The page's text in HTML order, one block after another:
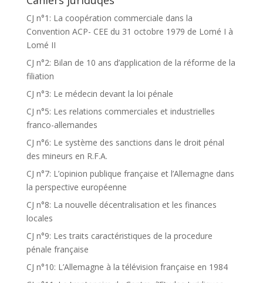
CJ n°1: La coopération commerciale dans la
Convention ACP- CEE du 31 octobre 1979 de Lomé I à
Lomé II
CJ n°2: Bilan de 10 ans d’application de la réforme de la
filiation
CJ n°3: Le médecin devant la loi pénale
CJ n°5: Les relations commerciales et industrielles
franco-allemandes
CJ n°6: Le système des sanctions dans le droit pénal
des mineurs en R.F.A.
CJ n°7: L’opinion publique française et l’Allemagne dans
la perspective européenne
CJ n°8: La nouvelle décentralisation et les finances
locales
CJ n°9: Les traits caractéristiques de la procedure
pénale française
CJ n°10: L’Allemagne à la télévision française en 1984